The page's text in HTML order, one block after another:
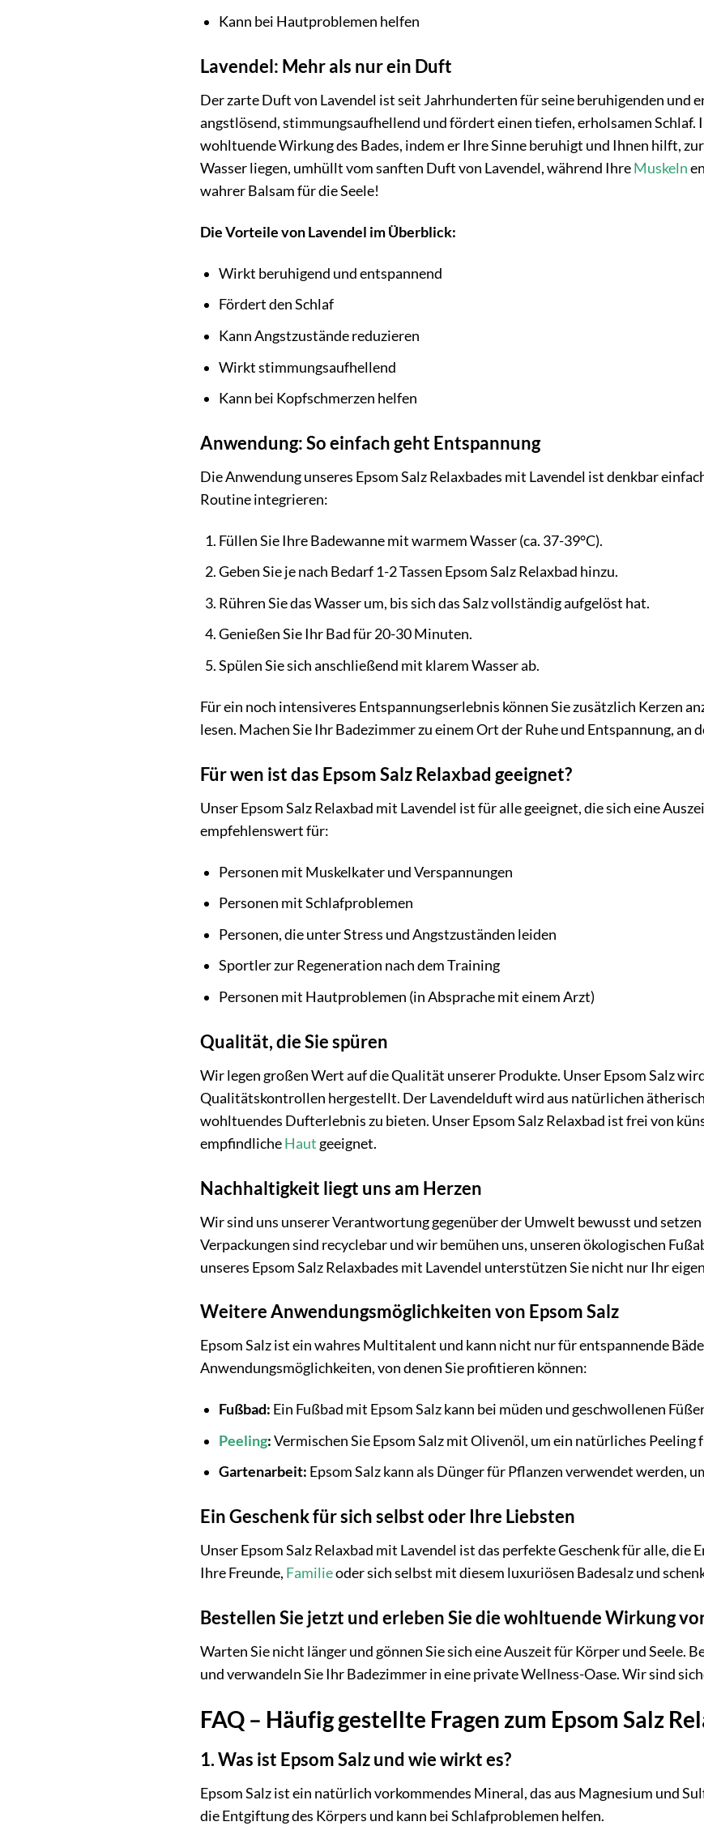
Kann bei Hautproblemen helfen
Lavendel: Mehr als nur ein Duft
Der zarte Duft von Lavendel ist seit Jahrhunderten für seine beruhigenden und
angstlösend, stimmungsaufhellend und fördert einen tiefen, erholsamen
wohltuende Wirkung des Bades, indem er Ihre Sinne beruhigt und Ihnen hilft,
Wasser liegen, umhüllt vom sanften Duft von Lavendel, während IhreMuskeln
wahrer Balsam für die Seele!
Die Vorteile von Lavendel im Überblick:
Wirkt beruhigend und entspannend
Fördert den Schlaf
Kann Angstzustände reduzieren
Wirkt stimmungsaufhellend
Kann bei Kopfschmerzen helfen
Anwendung: So einfach geht Entspannung
Die Anwendung unseres Epsom Salz Relaxbades mit Lavendel ist denkbar
Routine integrieren:
Füllen Sie Ihre Badewanne mit warmem Wasser (ca. 37-39°C).
Geben Sie je nach Bedarf 1-2 Tassen Epsom Salz Relaxbad hinzu.
Rühren Sie das Wasser um, bis sich das Salz vollständig aufgelöst hat.
Genießen Sie Ihr Bad für 20-30 Minuten.
Spülen Sie sich anschließend mit klarem Wasser ab.
Für ein noch intensiveres Entspannungserlebnis können Sie zusätzlich Kerzen
lesen. Machen Sie Ihr Badezimmer zu einem Ort der Ruhe und Entspannung, an
Für wen ist das Epsom Salz Relaxbad geeignet?
Unser Epsom Salz Relaxbad mit Lavendel ist für alle geeignet, die sich eine
empfehlenswert für:
Personen mit Muskelkater und Verspannungen
Personen mit Schlafproblemen
Personen, die unter Stress und Angstzuständen leiden
Sportler zur Regeneration nach dem Training
Personen mit Hautproblemen (in Absprache mit einem Arzt)
Qualität, die Sie spüren
Wir legen großen Wert auf die Qualität unserer Produkte. Unser Epsom Salz
Qualitätskontrollen hergestellt. Der Lavendelduft wird aus natürlichen
wohltuendes Dufterlebnis zu bieten. Unser Epsom Salz Relaxbad ist frei von
empfindlicheHaut geeignet.
Nachhaltigkeit liegt uns am Herzen
Wir sind uns unserer Verantwortung gegenüber der Umwelt bewusst und
Verpackungen sind recyclebar und wir bemühen uns, unseren ökologischen
unseres Epsom Salz Relaxbades mit Lavendel unterstützen Sie nicht nur Ihr
Weitere Anwendungsmöglichkeiten von Epsom Salz
Epsom Salz ist ein wahres Multitalent und kann nicht nur für entspannende
Anwendungsmöglichkeiten, von denen Sie profitieren können:
Fußbad: Ein Fußbad mit Epsom Salz kann bei müden und geschwollenen
Peeling:Vermischen Sie Epsom Salz mit Olivenöl, um ein natürliches
Gartenarbeit: Epsom Salz kann als Dünger für Pflanzen verwendet werden,
Ein Geschenk für sich selbst oder Ihre Liebsten
Unser Epsom Salz Relaxbad mit Lavendel ist das perfekte Geschenk für alle,
Ihre Freunde, Familieoder sich selbst mit diesem luxuriösen Badesalz und
Bestellen Sie jetzt und erleben Sie die wohltuende Wirkung
Warten Sie nicht länger und gönnen Sie sich eine Auszeit für Körper und Seele.
und verwandeln Sie Ihr Badezimmer in eine private Wellness-Oase. Wir sind
FAQ – Häufig gestellte Fragen zum Epsom Salz
1. Was ist Epsom Salz und wie wirkt es?
Epsom Salz ist ein natürlich vorkommendes Mineral, das aus Magnesium und
die Entgiftung des Körpers und kann bei Schlafproblemen helfen.